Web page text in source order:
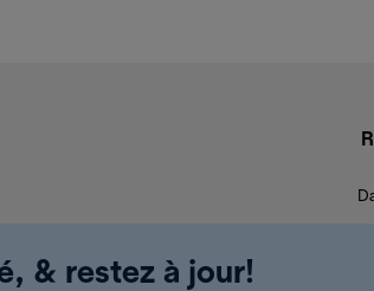
& restez à jour!